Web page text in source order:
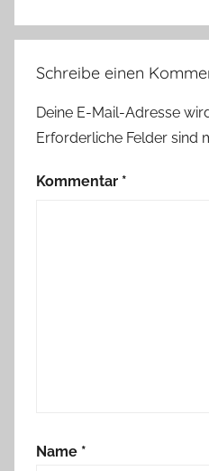
Schreibe einen
Deine E-Mail-Adresse
Erforderliche Felder sind
Kommentar *
Name *